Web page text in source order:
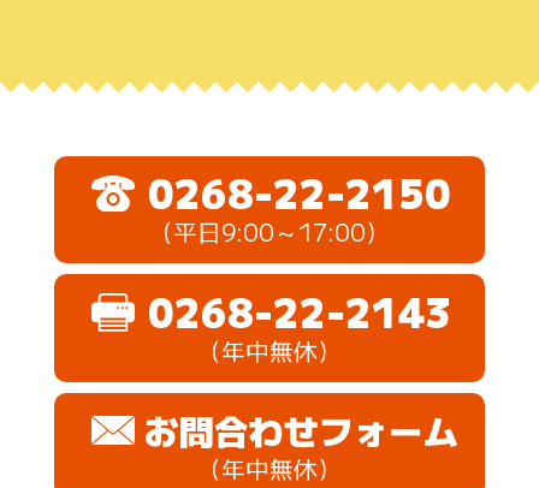
0268-22-2150
（平日9:00～17:00）
0268-22-2143
（年中無休）
お問合わせフォーム
（年中無休）